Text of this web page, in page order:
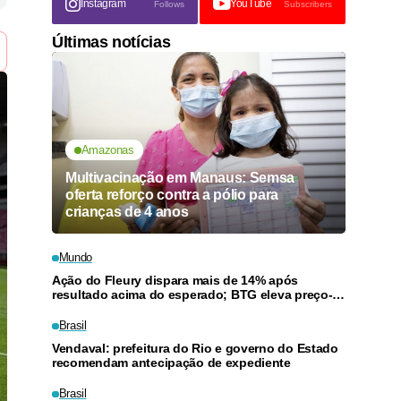
Instagram Follows YouTube Subscribers
Últimas notícias
Amazonas
Multivacinação em Manaus: Semsa
oferta reforço contra a pólio para
crianças de 4 anos
Mundo
Ação do Fleury dispara mais de 14% após
resultado acima do esperado; BTG eleva preço-
Brasil
Vendaval: prefeitura do Rio e governo do Estado
recomendam antecipação de expediente
Brasil